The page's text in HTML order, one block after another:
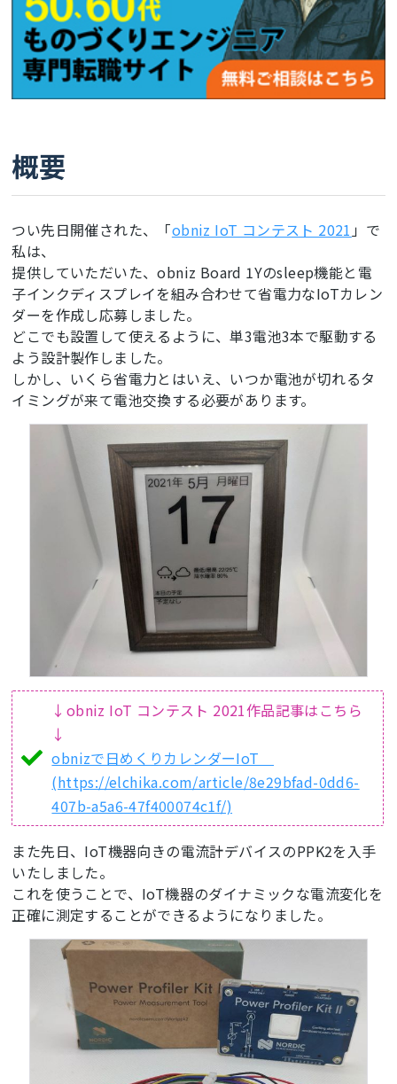
概要
つい先日開催された、「obniz IoT コンテスト 2021 」で
私は、
提供していただいた、obniz Board 1Yのsleep機能と電
子インクディスプレイを組み合わせて省電力なIoTカレン
ダーを作成し応募しました。
どこでも設置して使えるように、単3電池3本で駆動する
よう設計製作しました。
しかし、いくら省電力とはいえ、いつか電池が切れるタ
イミングが来て電池交換する必要があります。
↓obniz IoT コンテスト 2021作品記事はこちら
↓
obnizで日めくりカレンダーIoT
(https://elchika.com/article/8e29bfad-0dd6-
407b-a5a6-47f400074c1f/)
また先日、IoT機器向きの電流計デバイスのPPK2を入手
いたしました。
これを使うことで、IoT機器のダイナミックな電流変化を
正確に測定することができるようになりました。